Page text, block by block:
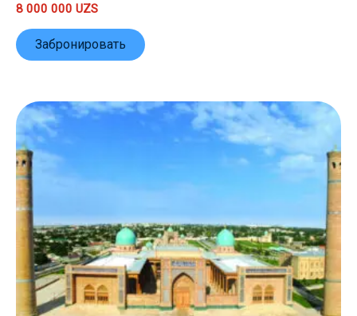
8 000 000 UZS
Забронировать